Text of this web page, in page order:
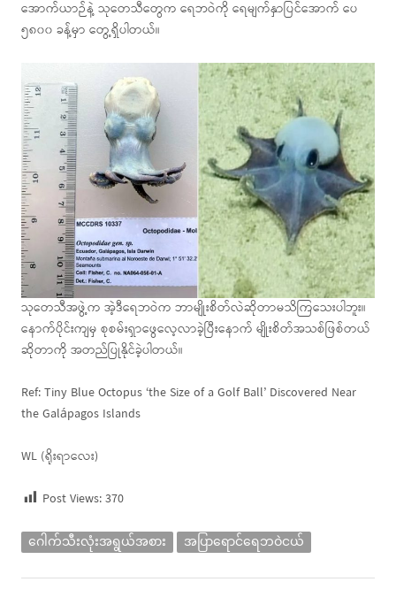
အောက်ယာဉ်နဲ့ သုတေသီတွေက ရေဘဝဲကို ရေမျက်နှာပြင်အောက် ပေ
၅၈၀၀ ခန့်မှာ တွေ့ရှိပါတယ်။
သုတေသီအဖွဲ့က အဲ့ဒီရေဘဝဲက ဘာမျိုးစိတ်လဲဆိုတာမသိကြသေးပါဘူး။
နောက်ပိုင်းကျမှ စုစမ်းရှာဖွေလေ့လာခဲ့ပြီးနောက် မျိုးစိတ်အသစ်ဖြစ်တယ်
ဆိုတာကို အတည်ပြုနိုင်ခဲ့ပါတယ်။
Ref: Tiny Blue Octopus ‘the Size of a Golf Ball’ Discovered Near
the Galápagos Islands
WL (ရိုးရာလေး)
Post Views:370
ဂေါက်သီးလုံးအရွယ်အစား အပြာရောင်ရေဘဝဲငယ်